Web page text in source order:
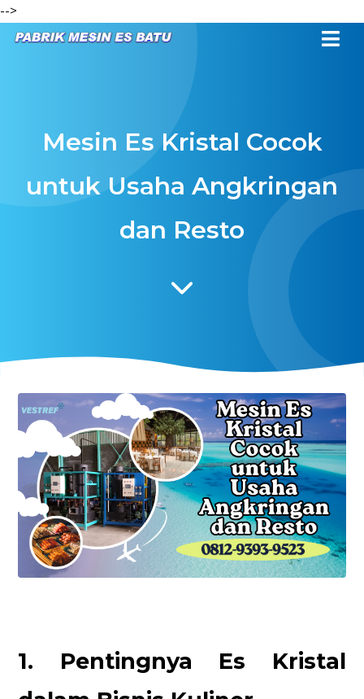
-->
Mesin Es Kristal Cocok
untuk Usaha Angkringan
dan Resto
1. Pentingnya Es Kristal